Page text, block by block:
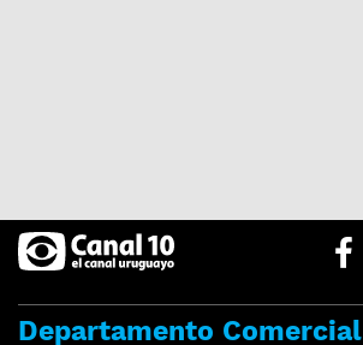
Departamento Comercial